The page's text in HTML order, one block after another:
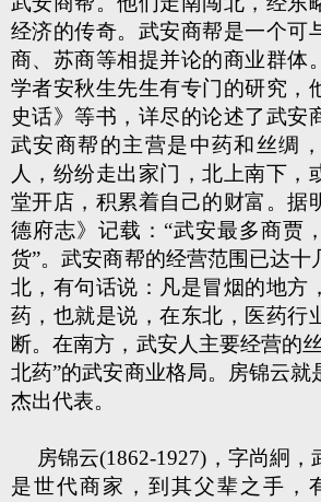
经济的传奇。武安商帮是一个可
商、苏商等相提并论的商业群体
学者安秋生先生有专门的研究，
史话》等书，详尽的论述了武安
武安商帮的主营是中药和丝绸
人，纷纷走出家门，北上南下，
堂开店，积累着自己的财富。据
德府志》记载：“武安最多商贾
货”。武安商帮的经营范围已达十
北，有句话说：凡是冒烟的地方
药，也就是说，在东北，医药行
断。在南方，武安人主要经营的
北药”的武安商业格局。房锦云就
杰出代表。
房锦云(1862-1927)，字尚絅
是世代商家，到其父辈之手，